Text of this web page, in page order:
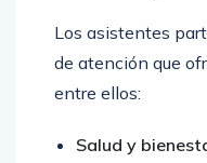
Los asistentes
de atención que
entre ellos:
Salud y